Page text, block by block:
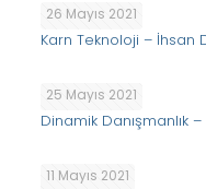
26 Mayıs 2021
Karn Teknoloji – İhsan
25 Mayıs 2021
Dinamik Danışmanlık
11 Mayıs 2021